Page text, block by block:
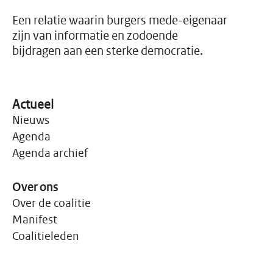
rond de armoedegrens.
Een relatie waarin burgers mede-eigenaar
zijn van informatie en zodoende
bijdragen aan een sterke democratie.
Actueel
Nieuws
Agenda
Agenda archief
Over ons
Over de coalitie
Manifest
Coalitieleden